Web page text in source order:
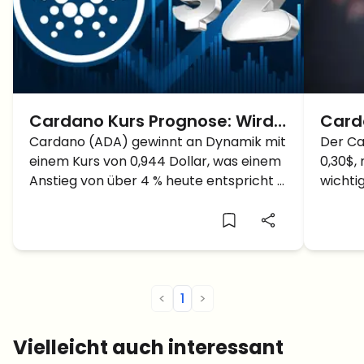
Cardano Kurs Prognose: Wird
der ADA Kurs 2 Dollar
Erreichen?
Cardano (ADA) gewinnt an Dynamik mit
einem Kurs von 0,944 Dollar, was einem
Anstieg von über 4 % heute entspricht –
Kryptomarkt. Kann der ADA Kurs auf 2
ADA
Der
< 1 >
Vielleicht auch interessant